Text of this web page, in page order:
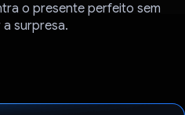
o presente perfeito sem
surpresa.